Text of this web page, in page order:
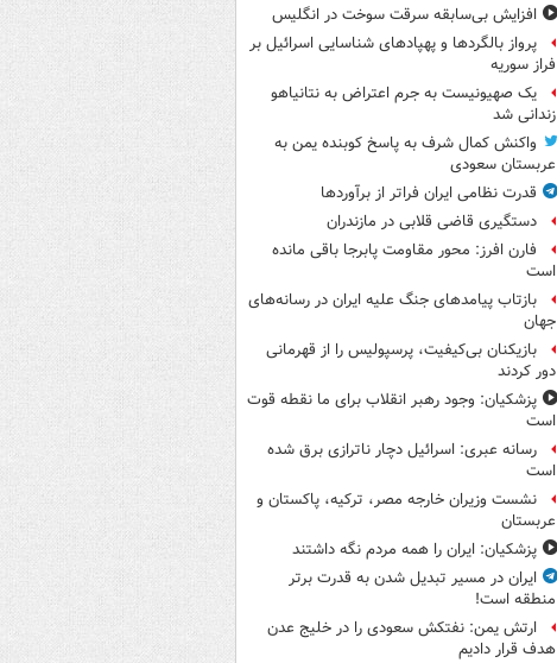
افزایش بی‌سابقه سرقت سوخت در انگلیس
پرواز بالگردها و پهپادهای شناسایی اسرائیل بر
فراز سوریه
یک صهیونیست به جرم اعتراض به نتانیاهو
زندانی شد
واکنش کمال شرف به پاسخ کوبنده یمن به
عربستان سعودی
قدرت نظامی ایران فراتر از برآوردها
دستگیری قاضی قلابی در مازندران
فارن افرز: محور مقاومت پابرجا باقی مانده
است
بازتاب پیامدهای جنگ علیه ایران در رسانه‌های
جهان
بازیکنان بی‌کیفیت، پرسپولیس را از قهرمانی
دور کردند
پزشکیان: وجود رهبر انقلاب برای ما نقطه قوت
است
رسانه عبری: اسرائیل دچار ناترازی برق شده
است
نشست وزیران خارجه مصر، ترکیه، پاکستان و
عربستان
پزشکیان: ایران را همه مردم نگه داشتند
ایران در مسیر تبدیل شدن به قدرت برتر
منطقه است!
ارتش یمن: نفتکش سعودی را در خلیج عدن
هدف قرار دادیم